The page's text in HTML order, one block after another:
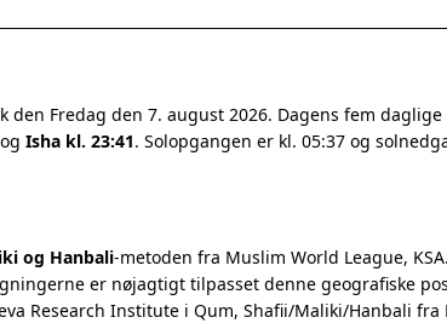
Fredag den 7. august 2026. Dagens fem
og Isha kl. 23:41. Solopgangen er kl. 05:37 og
og Hanbali-metoden fra Muslim World League,
er nøjagtigt tilpasset denne geografiske
Research Institute i Qum, Shafii/Maliki/Hanbali fra